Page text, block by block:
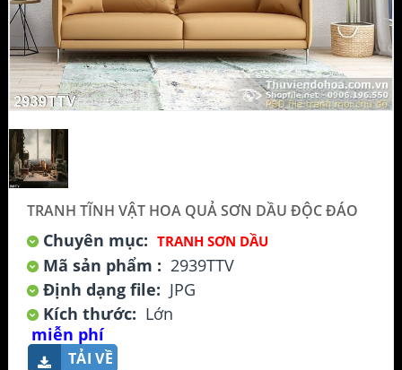
TRANH TĨNH VẬT HOA QUẢ SƠN DẦU ĐỘC ĐÁO
Chuyên mục: TRANH SƠN DẦU
Mã sản phẩm : 2939TTV
Định dạng file: JPG
Kích thước: Lớn
miễn phí
TẢI VỀ